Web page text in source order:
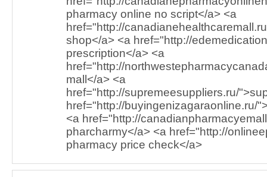
pharmacy online no script</a> <a
href="http://
shop</a> <a href="http://
prescription</a> <a
href="http://
mall</a> <a
href="http://supremeesuppliers.ru/
href="http://buyingenizagaraonline.ru/
<a href="http://
pharcharmy</a> <a href="http://
pharmacy price check</a>